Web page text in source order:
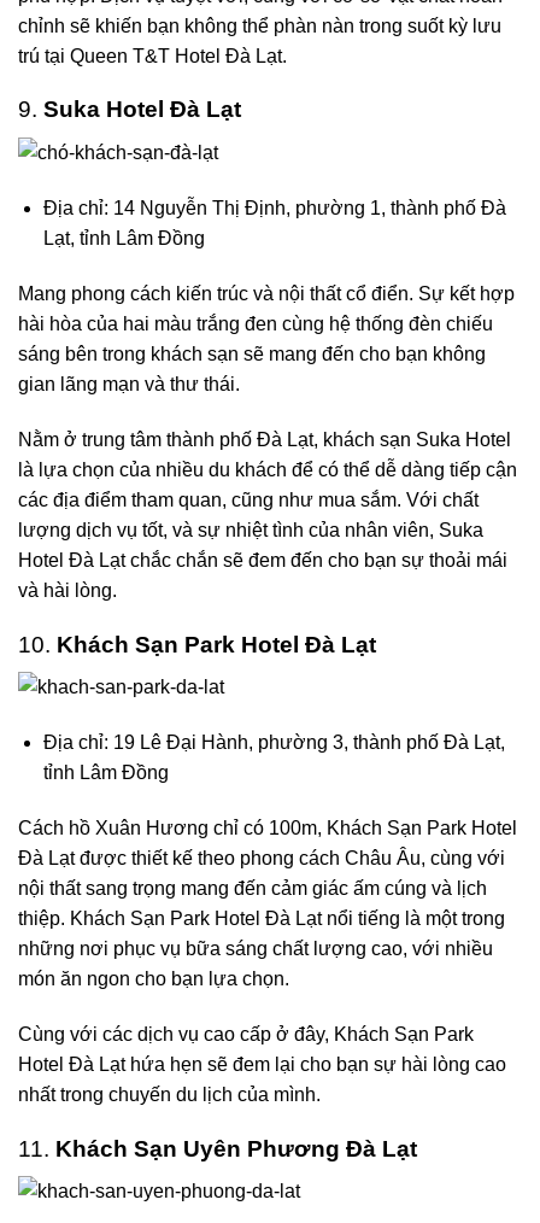
chỉnh sẽ khiến bạn không thể phàn nàn trong suốt kỳ lưu
trú tại Queen T&T Hotel Đà Lạt.
9. Suka Hotel Đà Lạt
Địa chỉ: 14 Nguyễn Thị Định, phường 1, thành phố Đà
Lạt, tỉnh Lâm Đồng
Mang phong cách kiến trúc và nội thất cổ điển. Sự kết hợp
hài hòa của hai màu trắng đen cùng hệ thống đèn chiếu
sáng bên trong khách sạn sẽ mang đến cho bạn không
gian lãng mạn và thư thái.
Nằm ở trung tâm thành phố Đà Lạt, khách sạn Suka Hotel
là lựa chọn của nhiều du khách để có thể dễ dàng tiếp cận
các địa điểm tham quan, cũng như mua sắm. Với chất
lượng dịch vụ tốt, và sự nhiệt tình của nhân viên, Suka
Hotel Đà Lạt chắc chắn sẽ đem đến cho bạn sự thoải mái
và hài lòng.
10. Khách Sạn Park Hotel Đà Lạt
Địa chỉ: 19 Lê Đại Hành, phường 3, thành phố Đà Lạt,
tỉnh Lâm Đồng
Cách hồ Xuân Hương chỉ có 100m, Khách Sạn Park Hotel
Đà Lạt được thiết kế theo phong cách Châu Âu, cùng với
nội thất sang trọng mang đến cảm giác ấm cúng và lịch
thiệp. Khách Sạn Park Hotel Đà Lạt nổi tiếng là một trong
những nơi phục vụ bữa sáng chất lượng cao, với nhiều
món ăn ngon cho bạn lựa chọn.
Cùng với các dịch vụ cao cấp ở đây, Khách Sạn Park
Hotel Đà Lạt hứa hẹn sẽ đem lại cho bạn sự hài lòng cao
nhất trong chuyến du lịch của mình.
11. Khách Sạn Uyên Phương Đà Lạt